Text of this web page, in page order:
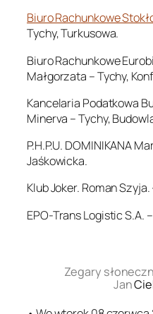
Biuro Rachunkowe
Tychy, Turkusowa.
Biuro Rachunkowe
Małgorzata – Tychy,
Kancelaria Podatkowa
Minerva – Tychy,
P.H.P.U. DOMINIKANA
Jaśkowicka.
Klub Joker. Roman
EPO-Trans Logistic S.A.
Zegary
Jan